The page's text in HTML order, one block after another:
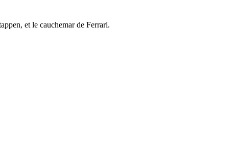
et le cauchemar de Ferrari.